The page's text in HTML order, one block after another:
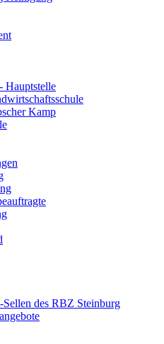
Hauptstelle
Kamp
des RBZ Steinburg